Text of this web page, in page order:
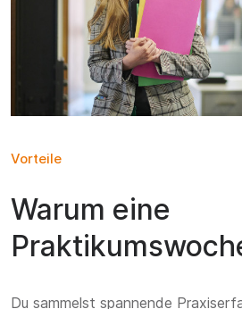
Vorteile
Warum eine
Du sammelst spannende